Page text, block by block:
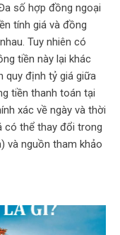
số hợp đồng ngoại
tính giá và đồng
Tuy nhiên có
tiền này lại khác
quy định tỷ giá giữa
tiền thanh toán tại
xác về ngày và thời
có thể thay đổi trong
và nguồn tham khảo